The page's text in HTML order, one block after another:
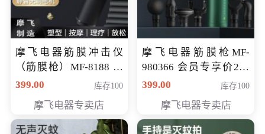
摩飞电器筋膜冲击仪
（筋膜枪）MF-8188 会
员专享价268元
399.00 库存100
摩飞电器专卖店
摩飞电器筋膜枪MF-
980366 会员专享价299
元
399.00 库存100
摩飞电器专卖店